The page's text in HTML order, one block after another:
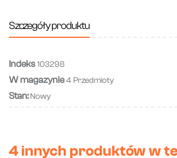
Szczegóły produktu
Indeks103298
W magazynie4 Przedmioty
Stan: Nowy
4 innych produktów w